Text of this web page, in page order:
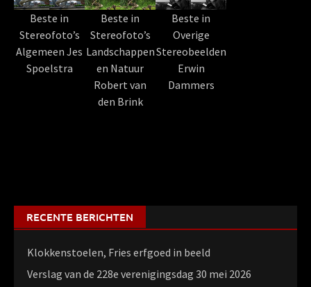
Beste in
Stereofoto’s
Algemeen Jes
Spoelstra
Beste in
Stereofoto’s
Landschappen
en Natuur
Robert van
den Brink
Beste in
Overige
Stereobeelden
Erwin
Dammers
RECENTE BERICHTEN
Klokkenstoelen, Fries erfgoed in beeld
Verslag van de 228e verenigingsdag 30 mei 2026